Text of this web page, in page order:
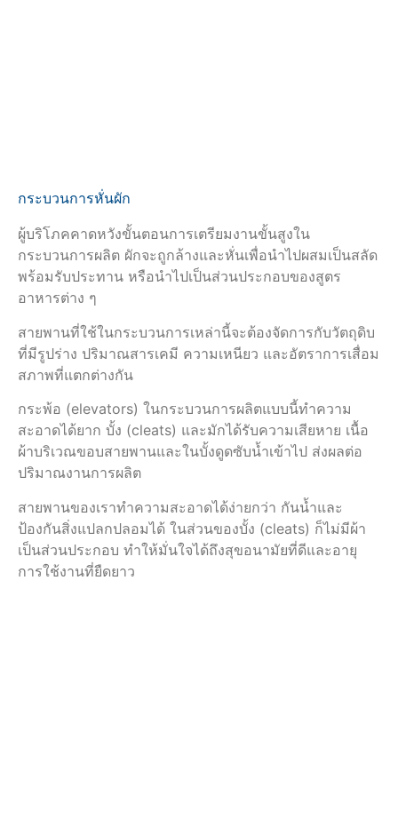
กระบวนการหั่นผัก
ผู้บริโภคคาดหวังขั้นตอนการเตรียมงานขั้นสูงใน
กระบวนการผลิต ผักจะถูกล้างและหั่นเพื่อนำไปผสมเป็นสลัด
พร้อมรับประทาน หรือนำไปเป็นส่วนประกอบของสูตร
อาหารต่าง ๆ
สายพานที่ใช้ในกระบวนการเหล่านี้จะต้องจัดการกับวัตถุดิบ
ที่มีรูปร่าง ปริมาณสารเคมี ความเหนียว และอัตราการเสื่อม
สภาพที่แตกต่างกัน
กระพ้อ (elevators) ในกระบวนการผลิตแบบนี้ทำความ
สะอาดได้ยาก บั้ง (cleats) และมักได้รับความเสียหาย เนื้อ
ผ้าบริเวณขอบสายพานและในบั้งดูดซับน้ำเข้าไป ส่งผลต่อ
ปริมาณงานการผลิต
สายพานของเราทำความสะอาดได้ง่ายกว่า กันน้ำและ
ป้องกันสิ่งแปลกปลอมได้ ในส่วนของบั้ง (cleats) ก็ไม่มีผ้า
เป็นส่วนประกอบ ทำให้มั่นใจได้ถึงสุขอนามัยที่ดีและอายุ
การใช้งานที่ยืดยาว